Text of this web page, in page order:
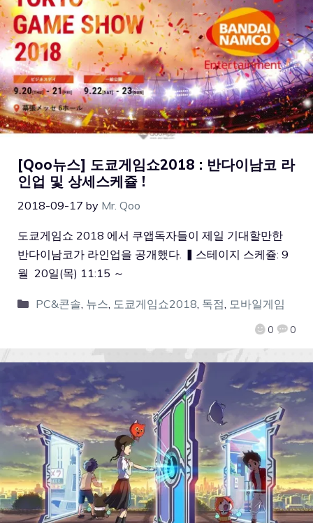
[Qoo뉴스] 도쿄게임쇼2018 : 반다이남코 라
인업 및 상세스케쥴 !
2018-09-17 by Mr. Qoo
0 0
도쿄게임쇼 2018 에서 쿠앱독자들이 제일 기대할만한
반다이남코가 라인업을 공개했다. ▍스테이지 스케쥴: 9
월 20일(목) 11:15 ～
PC&콘솔 뉴스 도쿄게임쇼2018 독점 모바일게임